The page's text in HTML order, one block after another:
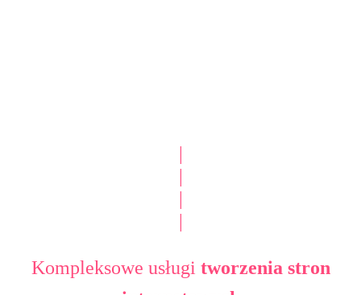
|
|
|
|
Kompleksowe usługi tworzenia stron